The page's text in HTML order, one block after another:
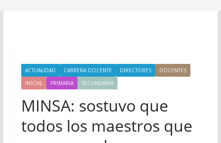
ACTUALIDAD CARRERA DOCENTE DIRECTORES
DOCENTES
INICIAL
PRIMARIA SECUNDARIA
MINSA: sostuvo que
todos los maestros que